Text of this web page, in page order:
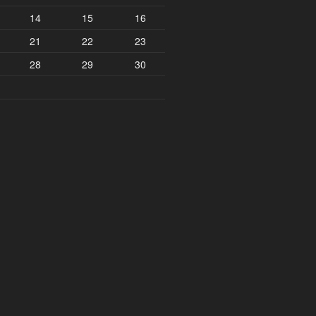
14 15
16
21 22
23
28 29
30